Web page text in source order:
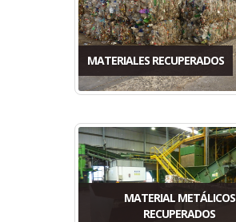
MATERIALES RECUPERADOS
MATERIAL METÁLICOS
RECUPERADOS